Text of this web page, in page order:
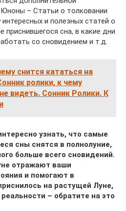
– Статьи о толковании
и полезных статей о
приснившегося сна, в какие дни
со сновидением и т.д.
снится кататься на
ролики, к чему
видеть. Сонник Ролики. К
узнать, что самые
сны снятся в полнолуние,
больше всего сновидений.
отражают ваши
и помогают в
на растущей Луне,
– обратите на это